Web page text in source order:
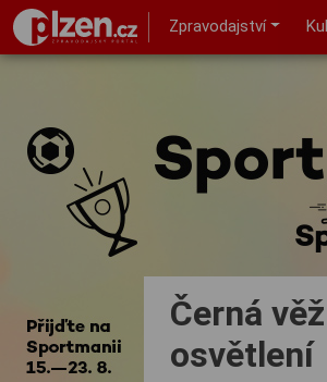
Zpravodajství
Černá
osvětlení